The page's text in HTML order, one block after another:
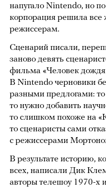
напугало Nintendo, но
корпорация решила
режиссерам.
Сценарий писали,
заново девять
фильма «Человек
В Nintendo черновики
разными предлогами:
то нужно добавить
то слишком похоже на
то сценаристы сами
с режиссерами
В результате историю,
всех, написали Дик
авторы телешоу 1970-х